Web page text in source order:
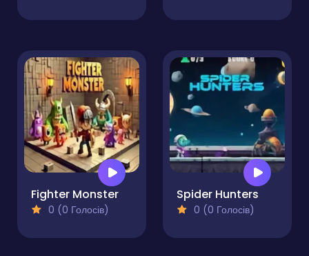
Fighter Monster
0 (0 Голосів)
Spider Hunters
0 (0 Голосів)